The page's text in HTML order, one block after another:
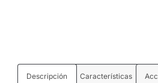
Descripción Características